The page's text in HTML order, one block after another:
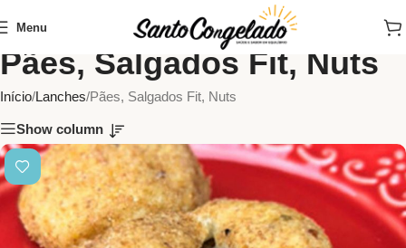
Menu
Pães, Salgados Fit, Nuts
Início Lanches Pães, Salgados Fit, Nuts
Show column